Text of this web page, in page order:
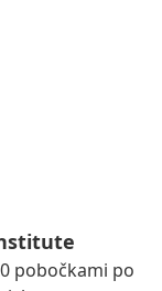
pobočkami po